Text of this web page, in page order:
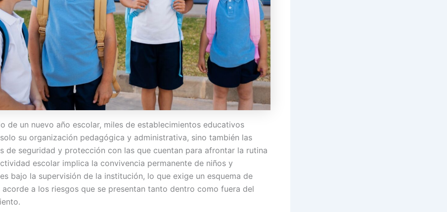
de un nuevo año escolar, miles de establecimientos educativos
su organización pedagógica y administrativa, sino también las
de seguridad y protección con las que cuentan para afrontar la rutina
escolar implica la convivencia permanente de niños y
bajo la supervisión de la institución, lo que exige un esquema de
a los riesgos que se presentan tanto dentro como fuera del